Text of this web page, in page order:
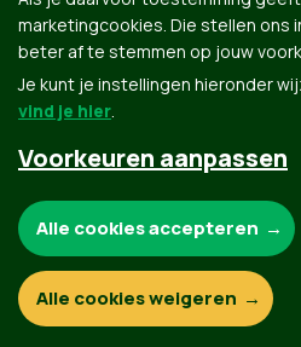
Groen.be
© Copyright Groen 2026 | Gemaakt met
Contact
marketingcookies. Die stellen ons
beter af te stemmen op jouw
Je kunt je instellingen hieronder
vind je hier.
Voorkeuren aanpassen
Functionele en analytische cookies:
Alle cookies accepteren
Alle cookies weigeren